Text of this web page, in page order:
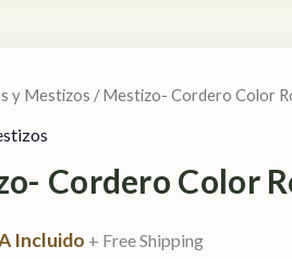
y Mestizos / Mestizo- Cordero Color
Cordero Color
Incluido + Free Shipping